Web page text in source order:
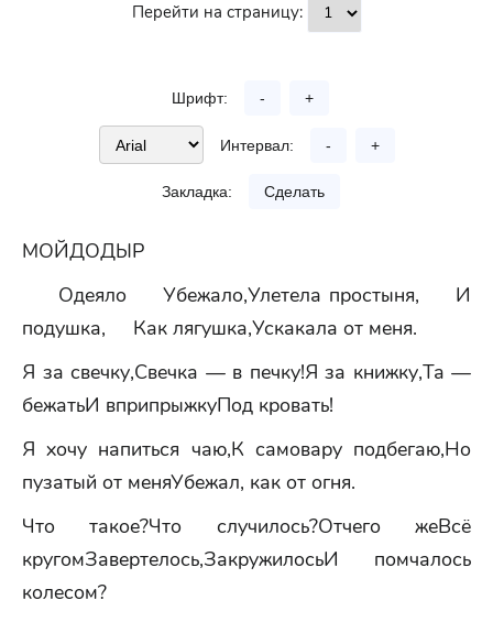
Перейти на страницу:
Шрифт: - +
Интервал: - +
Закладка: Сделать
МОЙДОДЫР
Одеяло Убежало,Улетела простыня, И
подушка, Как лягушка,Ускакала от меня.
Я за свечку,Свечка — в печку!Я за книжку,Та —
бежатьИ вприпрыжкуПод кровать!
Я хочу напиться чаю,К самовару подбегаю,Но
пузатый от меняУбежал, как от огня.
Что такое?Что случилось?Отчего жеВсё
кругомЗавертелось,ЗакружилосьИ помчалось
колесом?